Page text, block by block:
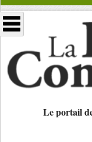
Le portail